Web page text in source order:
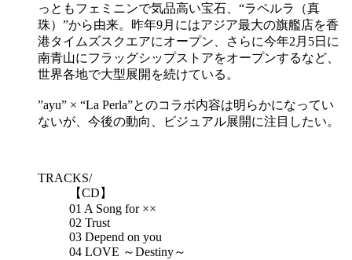
っともフェミニンで気品高い宝石、“ラペルラ（真
珠）”から由来。昨年9月にはアジア最大の旗艦店を香
港タイムズスクエアにオープン、さらに今年2月5日に
南青山にフラッグシップストアをオープンするなど、
世界各地で大型展開を続けている。
”ayu” × “La Perla”とのコラボ内容は明らかになってい
ないが、今後の動向、ビジュアル展開に注目したい。
TRACKS/
【CD】
01 A Song for ××
02 Trust
03 Depend on you
04 LOVE ～Destiny～